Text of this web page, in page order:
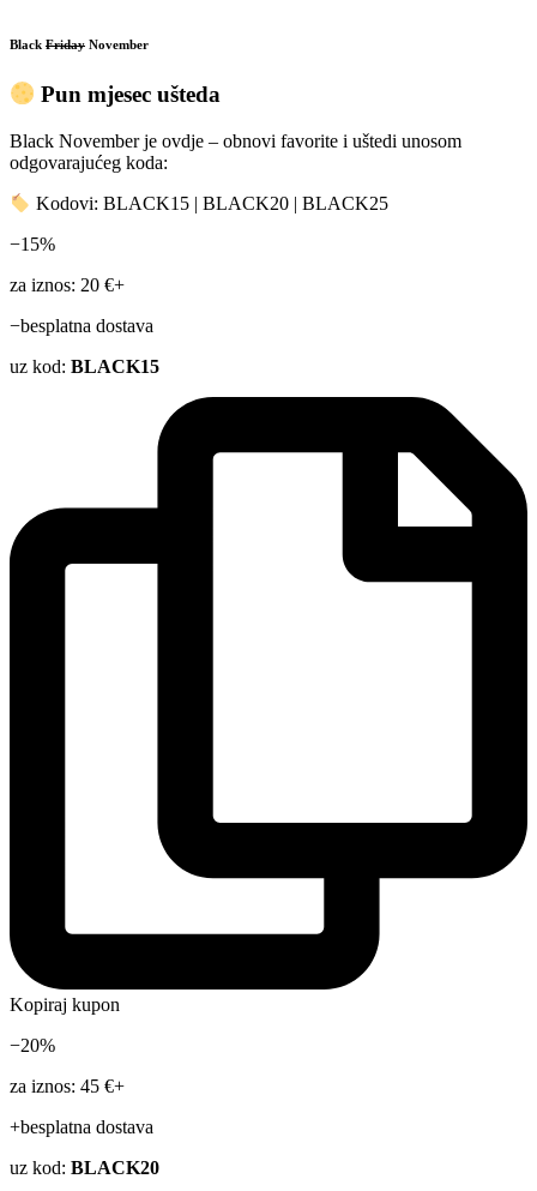
Black Friday November
Pun mjesec ušteda
Black November je ovdje – obnovi favorite i uštedi unosom
odgovarajućeg koda:
Kodovi: BLACK15 | BLACK20 | BLACK25
−15%
za iznos: 20 €+
−besplatna dostava
uz kod: BLACK15
Kopiraj kupon
−20%
za iznos: 45 €+
+besplatna dostava
uz kod: BLACK20